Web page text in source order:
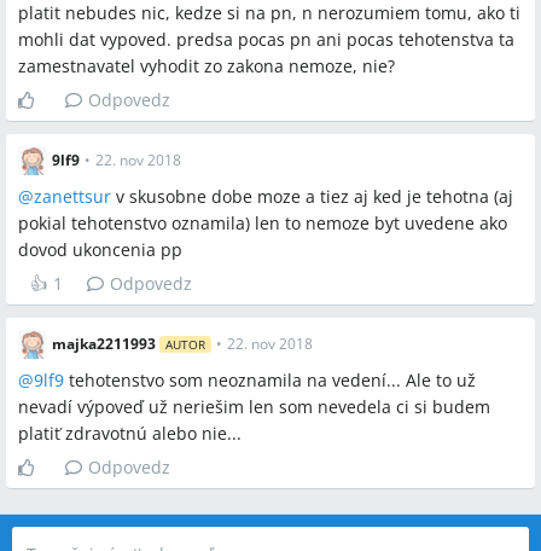
platit nebudes nic, kedze si na pn, n nerozumiem tomu, ako ti
mohli dat vypoved. predsa pocas pn ani pocas tehotenstva ta
zamestnavatel vyhodit zo zakona nemoze, nie?
Odpovedz
9lf9 • 22. nov 2018
@zanettsur v skusobne dobe moze a tiez aj ked je tehotna (aj
pokial tehotenstvo oznamila) len to nemoze byt uvedene ako
dovod ukoncenia pp
👍 1 Odpovedz
majka2211993 AUTOR • 22. nov 2018
@9lf9 tehotenstvo som neoznamila na vedení... Ale to už
nevadí výpoveď už neriešim len som nevedela ci si budem
platiť zdravotnú alebo nie...
Odpovedz